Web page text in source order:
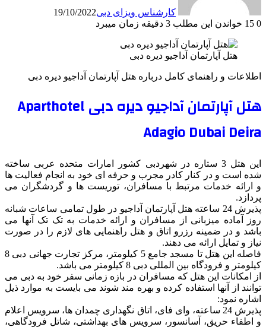
کارشناس ویزای دبی19/10/2022
0
خواندن این مطلب 3 دقیقه زمان میبرد
هتل آپارتمان آداجیو دیره دبی
اطلاعات و راهنمای کامل درباره هتل آپارتمان آداجیو دیره دبی
هتل آپارتمان آداجیو دیره دبی Aparthotel
Adagio Dubai Deira
این هتل 3 ستاره در شهردبی کشور امارات متحده عربی ساخته
شده است و در کنار کادر مجرب و حرفه ای خود به انجام فعالیت ها
و ارائه خدمات مرتبط با مسافران، توریست ها و گردشگران می
پردازد.
پذیرش 24 ساعته هتل آپارتمان آداجیو در طول تمامی ساعات شبانه
روز آماده میزبانی از مسافران و ارائه خدمات به تک تک آنها می
باشد و در ضمینه رزرو اتاق و هتل راهنمایی های لازم را در صورت
نیاز و تمایل ارائه می دهند.
فاصله این هتل تا مسجد جامع 5 کیلومتر، مرکز تجارت جهانی دبی 8
کیلومتر و فرودگاه بین المللی دبی 8 کیلومتر می باشد.
از امکانات این هتل که مسافران در بازه زمانی سفر خود به دبی می
توانند از آنها استفاده کرده و بهره مند شوند می بایست به موارد ذیل
اشاره نمود:
پذیرش 24 ساعته، وای فای، اتاق نگهداری چمدان ها، سرویس اعلام
و اطفاء حریق، آسانسور، سرویس های بهداشتی، شاتل فرودگاهی،